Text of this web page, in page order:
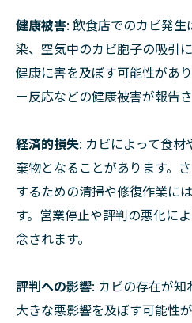
健康被害: 飲食店でのカビ発
染、空気中のカビ胞子の吸引
健康に害を及ぼす可能性があ
ー反応などの健康被害が報告
経済的損失: カビによって食
棄物となることがあります。
するための清掃や修復作業に
す。営業停止や評判の悪化に
念されます。
評判への影響: カビの存在が
大きな悪影響を及ぼす可能性